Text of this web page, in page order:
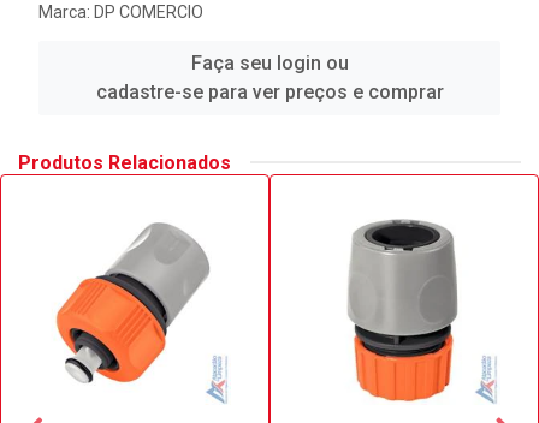
Marca: DP COMERCIO
Faça seu login ou
cadastre-se para ver preços e comprar
Produtos Relacionados